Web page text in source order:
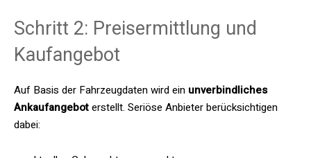
Schritt 2: Preisermittlung und
Kaufangebot
Auf Basis der Fahrzeugdaten wird ein unverbindliches
Ankaufangeboterstellt. Seriöse Anbieter berücksichtigen
dabei: